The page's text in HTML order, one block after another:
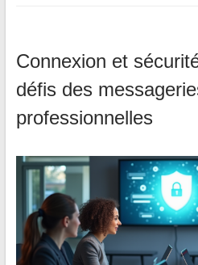
Connexion et
défis des
professionnelles